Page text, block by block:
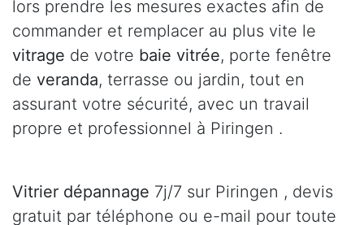
lors prendre les mesures exactes afin de
commander et remplacer au plus vite le
vitrage de votre baie vitrée, porte fenêtre
de veranda, terrasse ou jardin, tout en
assurant votre sécurité, avec un travail
propre et professionnel à Piringen .
Vitrier dépannage 7j/7 sur Piringen , devis
gratuit par téléphone ou e-mail pour toute